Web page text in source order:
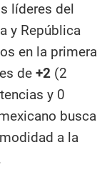
líderes del
y República
en la primera
de +2 (2
y 0
busca
a la